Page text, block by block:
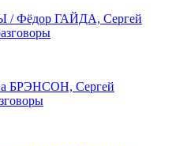
ГАЙДА, Сергей
БРЭНСОН, Сергей